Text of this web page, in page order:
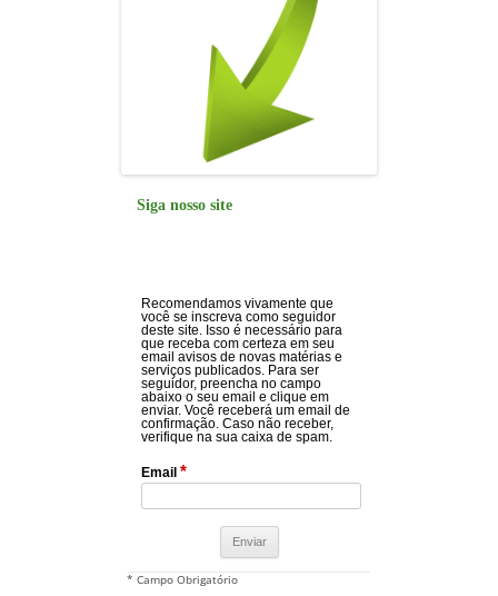
Siga nosso site
Recomendamos vivamente que
você se inscreva como seguidor
deste site. Isso é necessário para
que receba com certeza em seu
email avisos de novas matérias e
serviços publicados. Para ser
seguidor, preencha no campo
abaixo o seu email e clique em
enviar. Você receberá um email de
confirmação. Caso não receber,
verifique na sua caixa de spam.
Email *
* Campo Obrigatório